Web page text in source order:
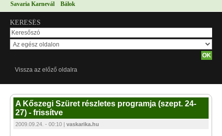
Savaria Karnevál
Bálok
KERESÉS
Vissza az előző oldalra
A Kőszegi Szüret részletes programja (szept. 24-
27) - frissítve
2009.09.24. - 00:10 | vaskarika.hu